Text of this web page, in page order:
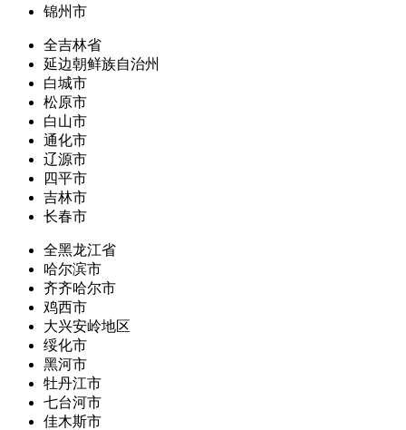
锦州市
全吉林省
延边朝鲜族自治州
白城市
松原市
白山市
通化市
辽源市
四平市
吉林市
长春市
全黑龙江省
哈尔滨市
齐齐哈尔市
鸡西市
大兴安岭地区
绥化市
黑河市
牡丹江市
七台河市
佳木斯市